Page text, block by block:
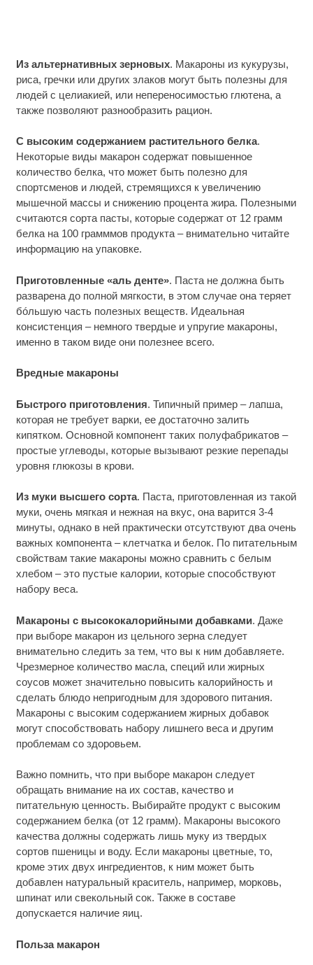
Из альтернативных зерновых. Макароны из кукурузы,
риса, гречки или других злаков могут быть полезны для
людей с целиакией, или непереносимостью глютена, а
также позволяют разнообразить рацион.
С высоким содержанием растительного белка.
Некоторые виды макарон содержат повышенное
количество белка, что может быть полезно для
спортсменов и людей, стремящихся к увеличению
мышечной массы и снижению процента жира. Полезными
считаются сорта пасты, которые содержат от 12 грамм
белка на 100 грамммов продукта – внимательно читайте
информацию на упаковке.
Приготовленные «аль денте». Паста не должна быть
разварена до полной мягкости, в этом случае она теряет
бóльшую часть полезных веществ. Идеальная
консистенция – немного твердые и упругие макароны,
именно в таком виде они полезнее всего.
Вредные макароны
Быстрого приготовления. Типичный пример – лапша,
которая не требует варки, ее достаточно залить
кипятком. Основной компонент таких полуфабрикатов –
простые углеводы, которые вызывают резкие перепады
уровня глюкозы в крови.
Из муки высшего сорта. Паста, приготовленная из такой
муки, очень мягкая и нежная на вкус, она варится 3-4
минуты, однако в ней практически отсутствуют два очень
важных компонента – клетчатка и белок. По питательным
свойствам такие макароны можно сравнить с белым
хлебом – это пустые калории, которые способствуют
набору веса.
Макароны с высококалорийными добавками. Даже
при выборе макарон из цельного зерна следует
внимательно следить за тем, что вы к ним добавляете.
Чрезмерное количество масла, специй или жирных
соусов может значительно повысить калорийность и
сделать блюдо непригодным для здорового питания.
Макароны с высоким содержанием жирных добавок
могут способствовать набору лишнего веса и другим
проблемам со здоровьем.
Важно помнить, что при выборе макарон следует
обращать внимание на их состав, качество и
питательную ценность. Выбирайте продукт с высоким
содержанием белка (от 12 грамм). Макароны высокого
качества должны содержать лишь муку из твердых
сортов пшеницы и воду. Если макароны цветные, то,
кроме этих двух ингредиентов, к ним может быть
добавлен натуральный краситель, например, морковь,
шпинат или свекольный сок. Также в составе
допускается наличие яиц.
Польза макарон